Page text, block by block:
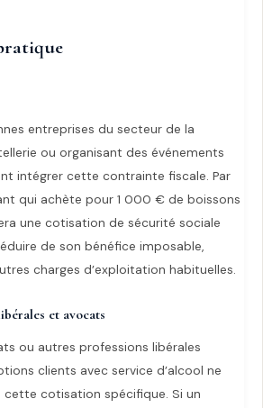
entreprises du secteur de la
ou organisant des événements
intégrer cette contrainte fiscale. Par
qui achète pour 1 000 € de boissons
une cotisation de sécurité sociale
de son bénéfice imposable,
charges d’exploitation habituelles.
et avocats
ou autres professions libérales
clients avec service d’alcool ne
cette cotisation spécifique. Si un